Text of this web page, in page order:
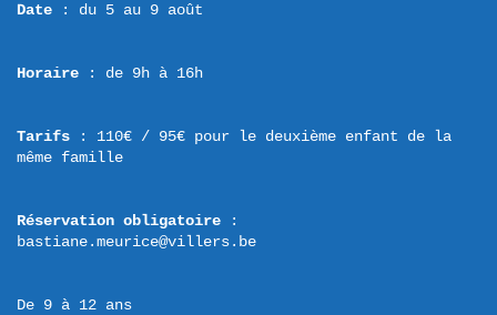
Date : du 5 au 9 août
Horaire : de 9h à 16h
Tarifs : 110€ / 95€ pour le deuxième enfant de la
même famille
Réservation obligatoire :
bastiane.meurice@villers.be
De 9 à 12 ans